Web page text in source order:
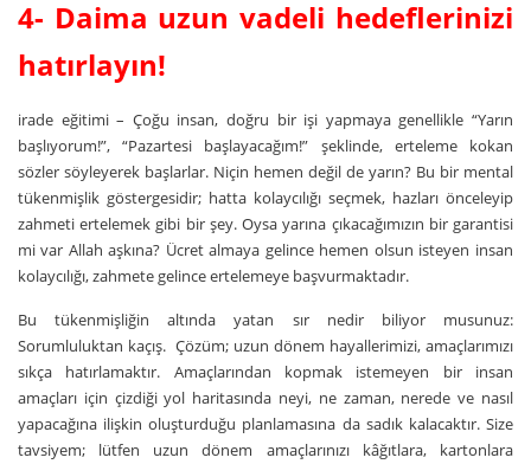
4- Daima uzun vadeli hedeflerinizi
hatırlayın!
irade eğitimi – Çoğu insan, doğru bir işi yapmaya genellikle “Yarın
başlıyorum!”, “Pazartesi başlayacağım!” şeklinde, erteleme kokan
sözler söyleyerek başlarlar. Niçin hemen değil de yarın? Bu bir mental
tükenmişlik göstergesidir; hatta kolaycılığı seçmek, hazları önceleyip
zahmeti ertelemek gibi bir şey. Oysa yarına çıkacağımızın bir garantisi
mi var Allah aşkına? Ücret almaya gelince hemen olsun isteyen insan
kolaycılığı, zahmete gelince ertelemeye başvurmaktadır.
Bu tükenmişliğin altında yatan sır nedir biliyor musunuz:
Sorumluluktan kaçış. Çözüm; uzun dönem hayallerimizi, amaçlarımızı
sıkça hatırlamaktır. Amaçlarından kopmak istemeyen bir insan
amaçları için çizdiği yol haritasında neyi, ne zaman, nerede ve nasıl
yapacağına ilişkin oluşturduğu planlamasına da sadık kalacaktır. Size
tavsiyem; lütfen uzun dönem amaçlarınızı kâğıtlara, kartonlara